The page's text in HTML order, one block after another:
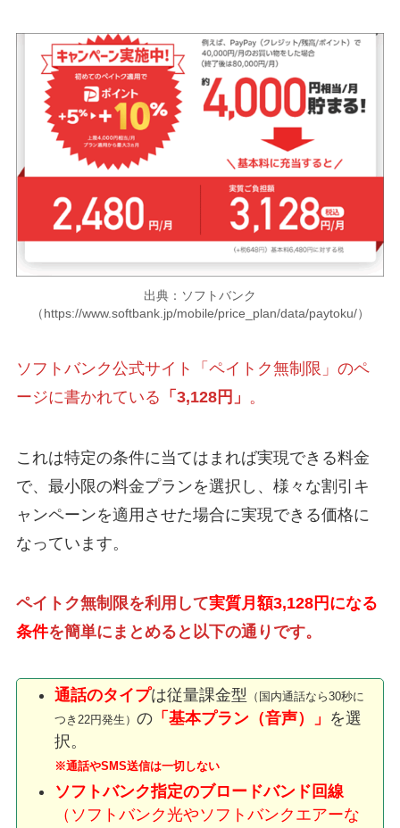
出典：ソフトバンク
（https://www.softbank.jp/mobile/price_plan/data/paytoku/）
ソフトバンク公式サイト「ペイトク無制限」のペ
ージに書かれている 「3,128円」 。
これは特定の条件に当てはまれば実現できる料金
で、最小限の料金プランを選択し、様々な割引キ
ャンペーンを適用させた場合に実現できる価格に
なっています。
ペイトク無制限を利用して実質月額3,128円になる
条件を簡単にまとめると以下の通りです。
通話のタイプは従量課金型
（国内通話なら30秒に
つき22円発生） の「基本プラン（音声）」 を選
択。
※通話やSMS送信は一切しない
ソフトバンク指定のブロードバンド回線
（ソフトバンク光やソフトバンクエアーな